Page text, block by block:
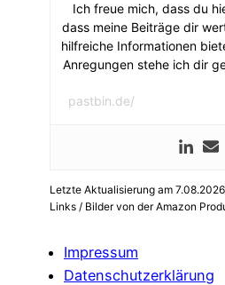
Ich freue mich, dass du
dass meine Beiträge dir
hilfreiche Informationen
Anregungen stehe ich dir
pastbin.de/
Letzte Aktualisierung am
Links / Bilder von der Amazon
Impressum
Datenschutzerklärung